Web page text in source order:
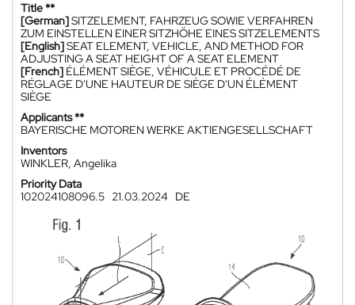
Title **
[German]SITZELEMENT, FAHRZEUG SOWIE VERFAHREN
ZUM EINSTELLEN EINER SITZHÖHE EINES SITZELEMENTS
[English]SEAT ELEMENT, VEHICLE, AND METHOD FOR
ADJUSTING A SEAT HEIGHT OF A SEAT ELEMENT
[French] ÉLÉMENT SIÈGE, VÉHICULE ET PROCÉDÉ DE
RÉGLAGE D'UNE HAUTEUR DE SIÈGE D'UN ÉLÉMENT
SIÈGE
Applicants **
BAYERISCHE MOTOREN WERKE AKTIENGESELLSCHAFT
Inventors
WINKLER, Angelika
Priority Data
102024108096.5 21.03.2024 DE